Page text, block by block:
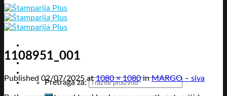
Pretraga za:
1108951_001
Published 02/07/2025 at1080 × 1080inMARGO – siva